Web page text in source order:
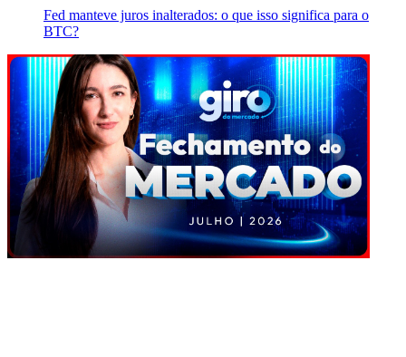
Fed manteve juros inalterados: o que isso significa para o
BTC?